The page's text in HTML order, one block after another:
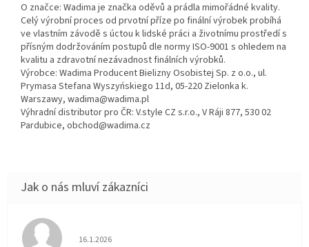
O značce: Wadima je značka oděvů a prádla mimořádné kvality.
Celý výrobní proces od prvotní příze po finální výrobek probíhá
ve vlastním závodě s úctou k lidské práci a životnímu prostředí s
přísným dodržováním postupů dle normy ISO-9001 s ohledem na
kvalitu a zdravotní nezávadnost finálních výrobků.
Výrobce: Wadima Producent Bielizny Osobistej Sp. z o.o., ul.
Prymasa Stefana Wyszyńskiego 11d, 05-220 Zielonka k.
Warszawy, wadima@wadima.pl
Výhradní distributor pro ČR: V.style CZ s.r.o., V Ráji 877, 530 02
Pardubice, obchod@wadima.cz
Hodnocení obchodu je 5 z 5 hvězdiček.
16.1.2026